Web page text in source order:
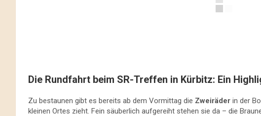
Die Rundfahrt beim SR-Treffen in Kürbitz: Ein
Zu bestaunen gibt es bereits ab dem Vormittag die Zweiräder in der
kleinen Ortes zieht. Fein säuberlich aufgereiht stehen sie da – die